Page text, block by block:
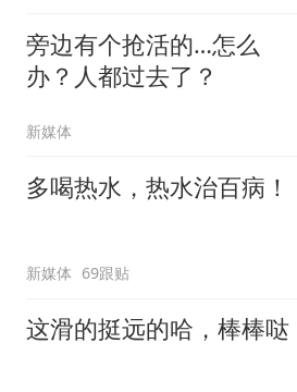
旁边有个抢活的…怎么
办？人都过去了？
新媒体
多喝热水，热水治百病！
新媒体 69跟贴
这滑的挺远的哈，棒棒哒